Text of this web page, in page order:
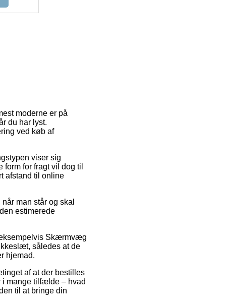
moderne er på
du har lyst.
ved køb af
viser sig
for fragt vil dog til
afstand til online
man står og skal
estimerede
Skærmvæg
således at de
hjemad.
af at der bestilles
i mange tilfælde – hvad
til at bringe din